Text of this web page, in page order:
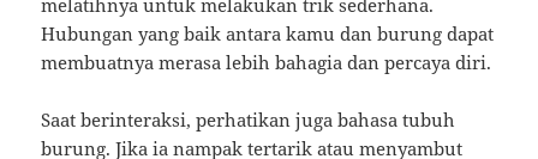
melatihnya untuk melakukan trik sederhana.
Hubungan yang baik antara kamu dan burung dapat
membuatnya merasa lebih bahagia dan percaya diri.
Saat berinteraksi, perhatikan juga bahasa tubuh
burung. Jika ia nampak tertarik atau menyambut